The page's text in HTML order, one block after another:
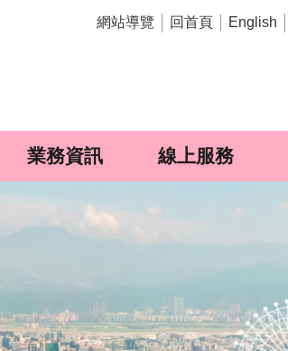
網站導覽
回首頁 English
業務資訊 線上服務